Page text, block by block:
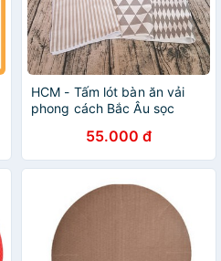
HCM - Tấm lót bàn ăn vải
phong cách Bắc Âu sọc
55.000 đ